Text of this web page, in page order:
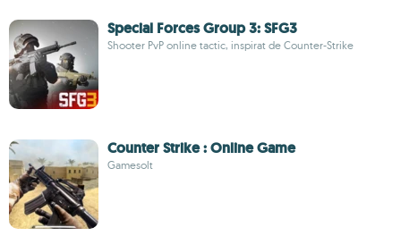
Special Forces Group 3: SFG3
Shooter PvP online tactic, inspirat de Counter-Strike
Counter Strike : Online Game
Gamesolt